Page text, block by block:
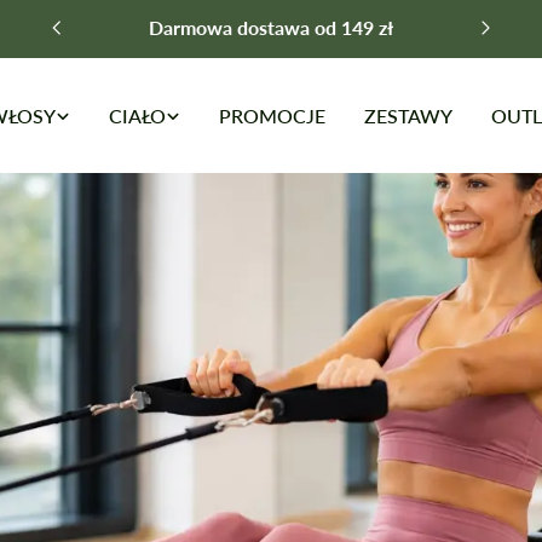
Darmowa dostawa od 149 zł
CIAŁO PROMOCJE ZESTAWY